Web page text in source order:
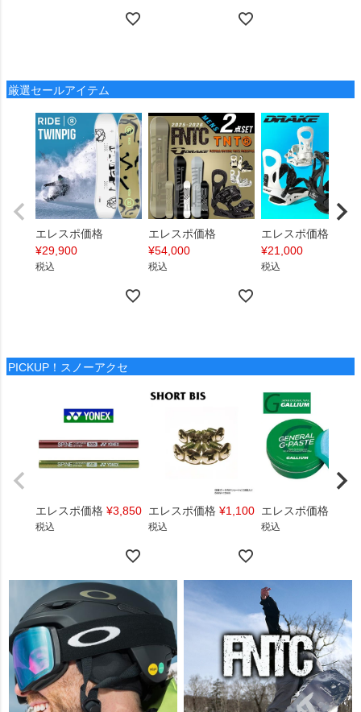
厳選セールアイテム
エレスポ価格
¥29,900
税込
エレスポ価格
¥54,000
税込
エレスポ価格
¥21,000
税込
PICKUP！スノーアクセ
エレスポ価格 ¥3,850
税込
エレスポ価格 ¥1,100
税込
エレスポ価格
税込